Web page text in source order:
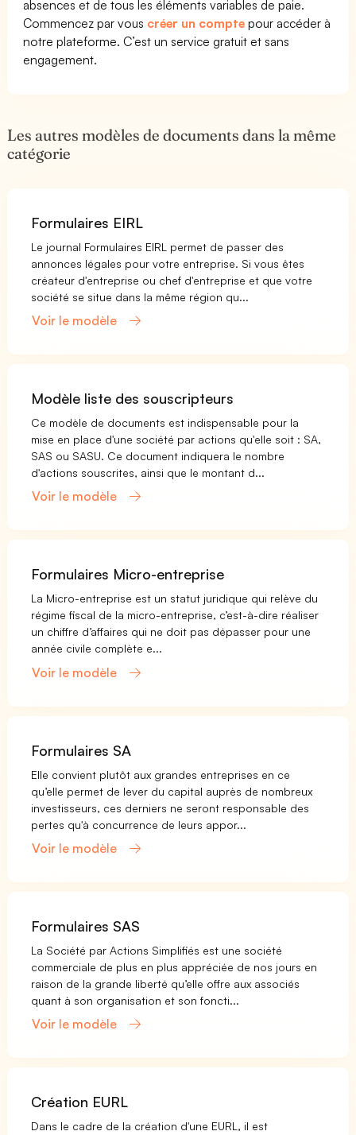
absences et de tous les éléments variables de paie.
Commencez par vous créer un compte pour accéder à
notre plateforme. C’est un service gratuit et sans
engagement.
Les autres modèles de documents dans la même
catégorie
Formulaires EIRL
Le journal Formulaires EIRL permet de passer des
annonces légales pour votre entreprise. Si vous êtes
créateur d'entreprise ou chef d'entreprise et que votre
société se situe dans la même région qu...
Voir le modèle
Modèle liste des souscripteurs
Ce modèle de documents est indispensable pour la
mise en place d'une société par actions qu'elle soit : SA,
SAS ou SASU. Ce document indiquera le nombre
d'actions souscrites, ainsi que le montant d...
Voir le modèle
Formulaires Micro-entreprise
La Micro-entreprise est un statut juridique qui relève du
régime fiscal de la micro-entreprise, c’est-à-dire réaliser
un chiffre d’affaires qui ne doit pas dépasser pour une
année civile complète e...
Voir le modèle
Formulaires SA
Elle convient plutôt aux grandes entreprises en ce
qu’elle permet de lever du capital auprès de nombreux
investisseurs, ces derniers ne seront responsable des
pertes qu'à concurrence de leurs appor...
Voir le modèle
Formulaires SAS
La Société par Actions Simplifiés est une société
commerciale de plus en plus appréciée de nos jours en
raison de la grande liberté qu’elle offre aux associés
quant à son organisation et son foncti...
Voir le modèle
Création EURL
Dans le cadre de la création d'une EURL, il est